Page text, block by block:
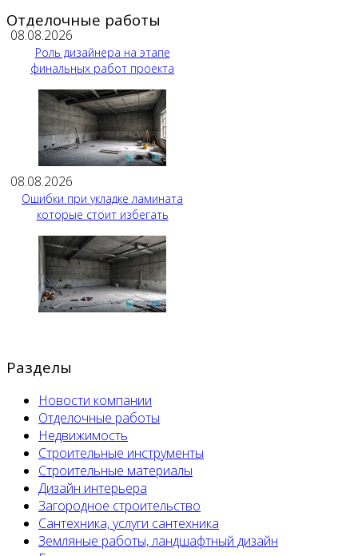
Отделочные работы
08.08.2026
Роль дизайнера на этапе
финальных работ проекта
08.08.2026
Ошибки при укладке ламината
которые стоит избегать
Разделы
Новости компании
Отделочные работы
Недвижимость
Строительные инструменты
Строительные материалы
Дизайн интерьера
Загородное строительство
Сантехника, услуги сантехника
Земляные работы, ландшафтный дизайн